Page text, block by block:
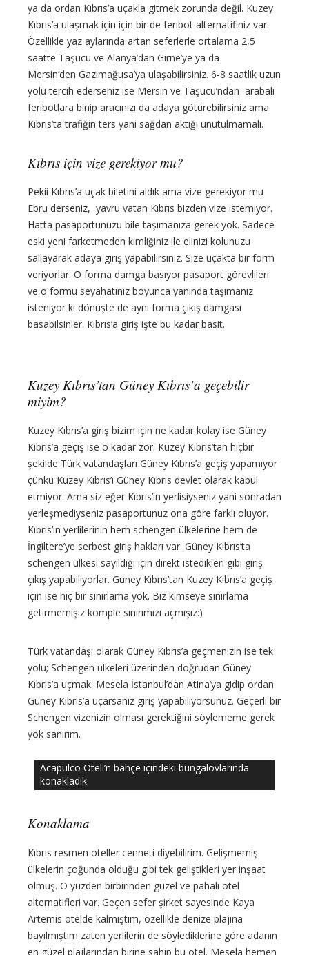
ya da ordan Kıbrıs’a uçakla gitmek zorunda değil. Kuzey
Kıbrıs’a ulaşmak için için bir de feribot alternatifiniz var.
Özellikle yaz aylarında artan seferlerle ortalama 2,5
saatte Taşucu ve Alanya’dan Girne’ye ya da
Mersin’den Gazimağusa’ya ulaşabilirsiniz. 6-8 saatlik uzun
yolu tercih ederseniz ise Mersin ve Taşucu’ndan arabalı
feribotlara binip aracınızı da adaya götürebilirsiniz ama
Kıbrıs’ta trafiğin ters yani sağdan aktığı unutulmamalı.
Kıbrıs için vize gerekiyor mu?
Pekii Kıbrıs’a uçak biletini aldık ama vize gerekiyor mu
Ebru derseniz, yavru vatan Kıbrıs bizden vize istemiyor.
Hatta pasaportunuzu bile taşımanıza gerek yok. Sadece
eski yeni farketmeden kimliğiniz ile elinizi kolunuzu
sallayarak adaya giriş yapabilirsiniz. Size uçakta bir form
veriyorlar. O forma damga basıyor pasaport görevlileri
ve o formu seyahatiniz boyunca yanında taşımanız
isteniyor ki dönüşte de aynı forma çıkış damgası
basabilsinler. Kıbrıs’a giriş işte bu kadar basit.
Kuzey Kıbrıs’tan Güney Kıbrıs’a geçebilir
miyim?
Kuzey Kıbrıs’a giriş bizim için ne kadar kolay ise Güney
Kıbrıs’a geçiş ise o kadar zor. Kuzey Kıbrıs’tan hiçbir
şekilde Türk vatandaşları Güney Kıbrıs’a geçiş yapamıyor
çünkü Kuzey Kıbrıs’ı Güney Kıbrıs devlet olarak kabul
etmiyor. Ama siz eğer Kıbrıs’ın yerlisiyseniz yani sonradan
yerleşmediyseniz pasaportunuz ona göre farklı oluyor.
Kıbrıs’ın yerlilerinin hem schengen ülkelerine hem de
İngiltere’ye serbest giriş hakları var. Güney Kıbrıs’ta
schengen ülkesi sayıldığı için direkt istedikleri gibi giriş
çıkış yapabiliyorlar. Güney Kıbrıs’tan Kuzey Kıbrıs’a geçiş
için ise hiç bir sınırlama yok. Biz kimseye sınırlama
getirmemişiz komple sınırımızı açmışız:)
Türk vatandaşı olarak Güney Kıbrıs’a geçmenizin ise tek
yolu; Schengen ülkeleri üzerinden doğrudan Güney
Kıbrıs’a uçmak. Mesela İstanbul’dan Atina’ya gidip ordan
Güney Kıbrıs’a uçarsanız giriş yapabiliyorsunuz. Geçerli bir
Schengen vizenizin olması gerektiğini söylememe gerek
yok sanırım.
Acapulco Oteli’n bahçe içindeki bungalovlarında
konakladık.
Konaklama
Kıbrıs resmen oteller cenneti diyebilirim. Gelişmemiş
ülkelerin çoğunda olduğu gibi tek geliştikleri yer inşaat
olmuş. O yüzden birbirinden güzel ve pahalı otel
alternatifleri var. Geçen sefer şirket sayesinde Kaya
Artemis otelde kalmıştım, özellikle denize plajına
bayılmıştım zaten yerlilerin de söylediklerine göre adanın
en güzel plajlarından birine sahip bu otel. Mesela hemen